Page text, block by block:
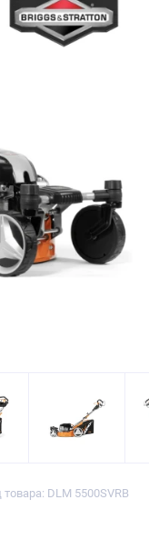
товара: DLM 5500SVRB